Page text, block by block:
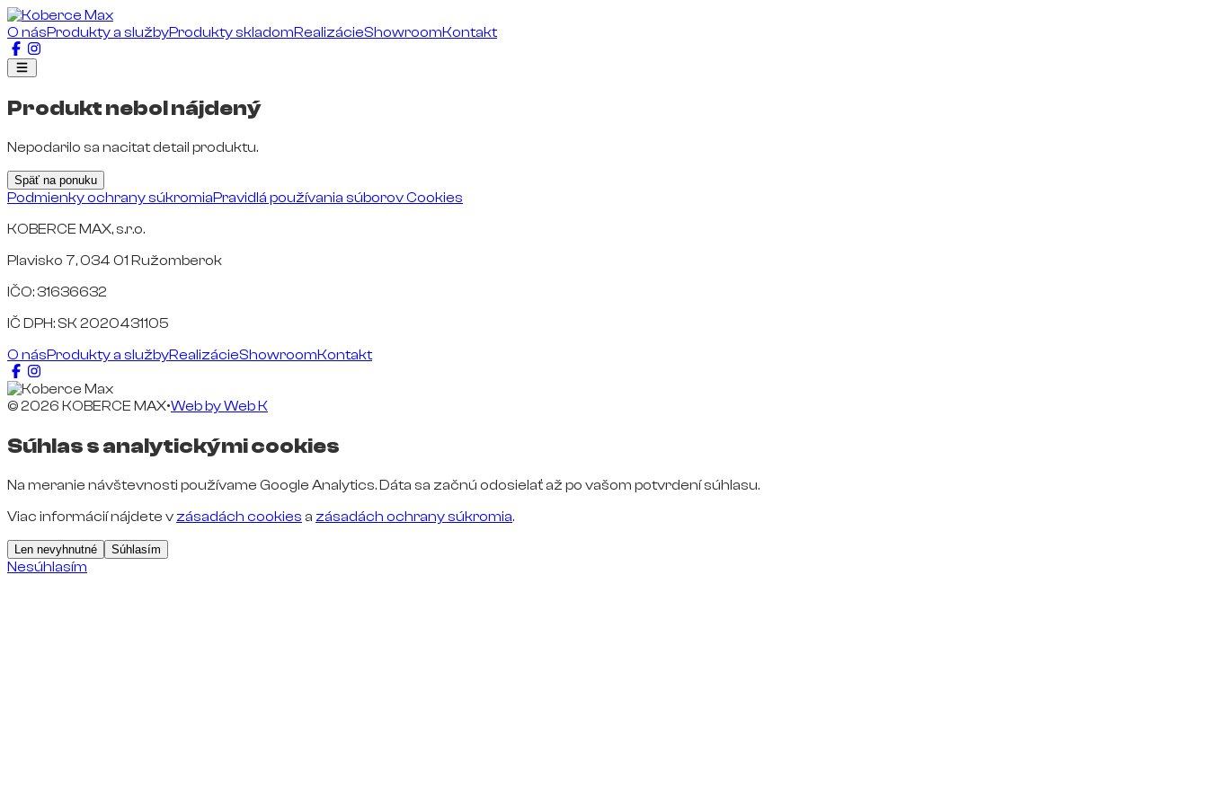
O násProdukty a službyProdukty skladomRealizácieShowroomKontakt
Produkt nebol nájdený
Nepodarilo sa nacitat detail produktu.
Späť na ponuku
Podmienky ochrany súkromiaPravidlá používania súborov Cookies
KOBERCE MAX, s.r.o.
Plavisko 7, 034 01 Ružomberok
IČO: 31636632
IČ DPH: SK 2020431105
O násProdukty a službyRealizácieShowroomKontakt
© 2026 KOBERCE MAX•Web byWeb K
Súhlas s analytickými cookies
Na meranie návštevnosti používame Google Analytics. Dáta sa začnú odosielať až po vašom potvrdení súhlasu.
Viac informácií nájdete v zásadách cookies a zásadách ochrany súkromia.
Len nevyhnutné Súhlasím
Nesúhlasím